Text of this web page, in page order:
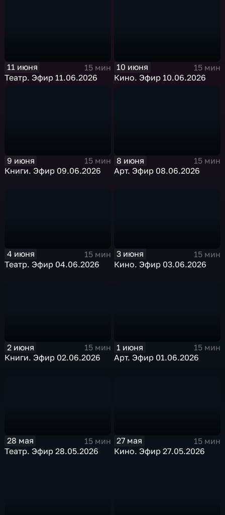
11 июня
15 мин
Театр. Эфир 11.06.2026
10 июня
15 мин
Кино. Эфир 10.06.2026
9 июня
15 мин
Книги. Эфир 09.06.2026
8 июня
15 мин
Арт. Эфир 08.06.2026
4 июня
15 мин
Театр. Эфир 04.06.2026
3 июня
15 мин
Кино. Эфир 03.06.2026
2 июня
15 мин
Книги. Эфир 02.06.2026
1 июня
15 мин
Арт. Эфир 01.06.2026
28 мая
15 мин
Театр. Эфир 28.05.2026
27 мая
15 мин
Кино. Эфир 27.05.2026